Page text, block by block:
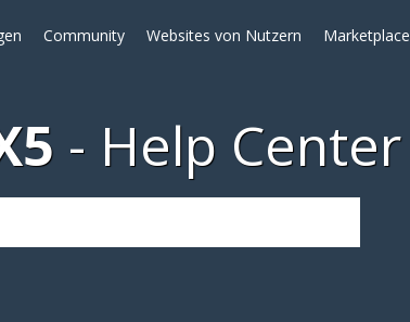
Community Websites von Nutzern Marketplace
Help Center